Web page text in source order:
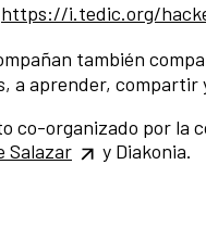
https://i.tedic.org/
también
a aprender,
co-organizado por la
Salazar
y Diakonia.